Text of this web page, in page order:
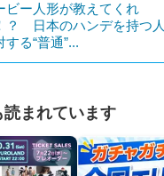
ビー人形が教えてくれ
？ 日本のハンデを持つ人
する“普通”...
読まれています